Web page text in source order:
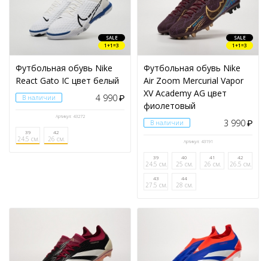
SALE
1+1=3
Футбольная обувь Nike
React Gato IС цвет белый
В наличии 4 990₽
Артикул: 43272
39
24.5 см.
42
26 см.
SALE
1+1=3
Футбольная обувь Nike
Air Zoom Mercurial Vapor
XV Academy AG цвет
фиолетовый
В наличии 3 990₽
Артикул: 43191
39
24.5 см.
40
25 см.
41
26 см.
42
26.5 см.
43
27.5 см.
44
28 см.